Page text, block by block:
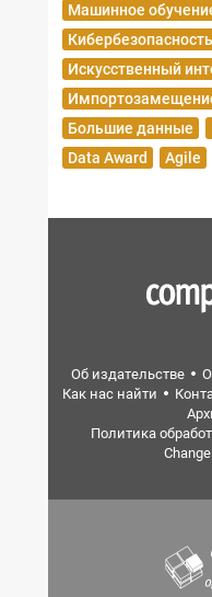
Машинное
Кибербезопасность
Искусственный
Большие данные
Data Award
Agile
Об издательстве
Как нас найти
Политика